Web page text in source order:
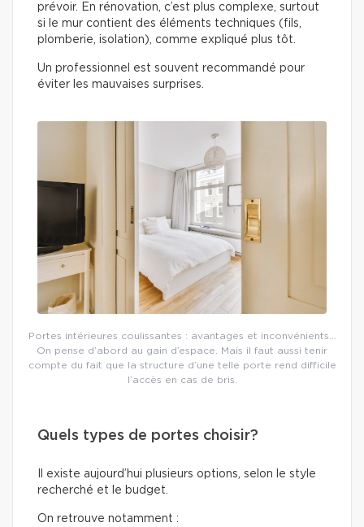
prévoir. En rénovation, c’est plus complexe, surtout
si le mur contient des éléments techniques (fils,
plomberie, isolation), comme expliqué plus tôt.
Un professionnel est souvent recommandé pour
éviter les mauvaises surprises.
Portes intérieures coulissantes : avantages et inconvénients…
On pense d’abord au gain d’espace. Mais il faut aussi tenir
compte du fait que la structure d’une telle porte rend difficile
l’accès en cas de bris.
Quels types de portes choisir?
Il existe aujourd’hui plusieurs options, selon le style
recherché et le budget.
On retrouve notamment :